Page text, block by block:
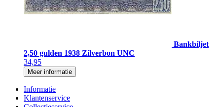
Bankbiljet
2,50 gulden 1938 Zilverbon UNC
34,95
Meer informatie
Informatie
Klantenservice